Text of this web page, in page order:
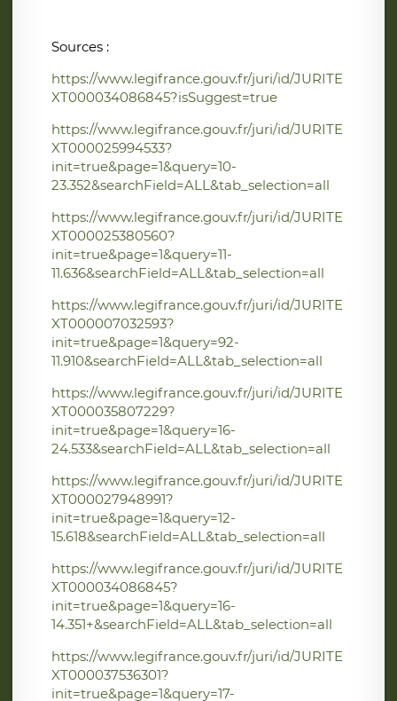
Sources :
https://www.legifrance.gouv.fr/juri/id/JURITE
XT000034086845?isSuggest=true
https://www.legifrance.gouv.fr/juri/id/JURITE
XT000025994533?
init=true&page=1&query=10-
23.352&searchField=ALL&tab_selection=all
https://www.legifrance.gouv.fr/juri/id/JURITE
XT000025380560?
init=true&page=1&query=11-
11.636&searchField=ALL&tab_selection=all
https://www.legifrance.gouv.fr/juri/id/JURITE
XT000007032593?
init=true&page=1&query=92-
11.910&searchField=ALL&tab_selection=all
https://www.legifrance.gouv.fr/juri/id/JURITE
XT000035807229?
init=true&page=1&query=16-
24.533&searchField=ALL&tab_selection=all
https://www.legifrance.gouv.fr/juri/id/JURITE
XT000027948991?
init=true&page=1&query=12-
15.618&searchField=ALL&tab_selection=all
https://www.legifrance.gouv.fr/juri/id/JURITE
XT000034086845?
init=true&page=1&query=16-
14.351+&searchField=ALL&tab_selection=all
https://www.legifrance.gouv.fr/juri/id/JURITE
XT000037536301?
init=true&page=1&query=17-